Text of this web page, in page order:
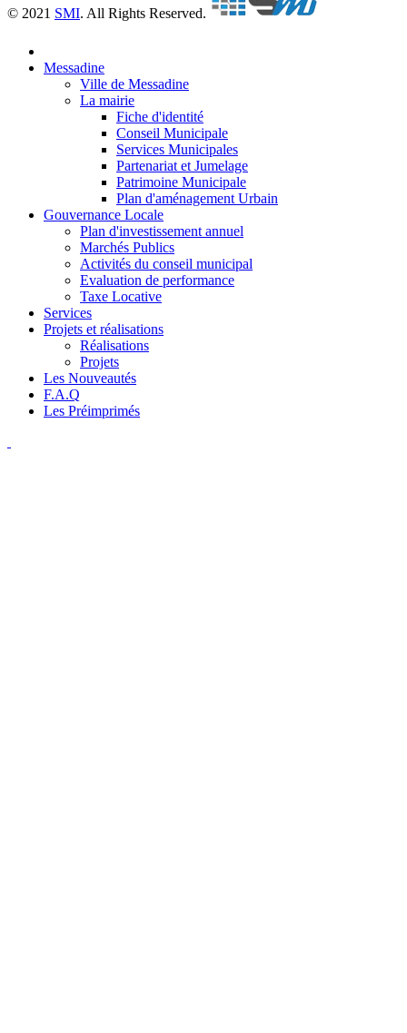
© 2021 SMI. All Rights Reserved.
Messadine
Ville de Messadine
La mairie
Fiche d'identité
Conseil Municipale
Services Municipales
Partenariat et Jumelage
Patrimoine Municipale
Plan d'aménagement Urbain
Gouvernance Locale
Plan d'investissement annuel
Marchés Publics
Activités du conseil municipal
Evaluation de performance
Taxe Locative
Services
Projets et réalisations
Réalisations
Projets
Les Nouveautés
F.A.Q
Les Préimprimés